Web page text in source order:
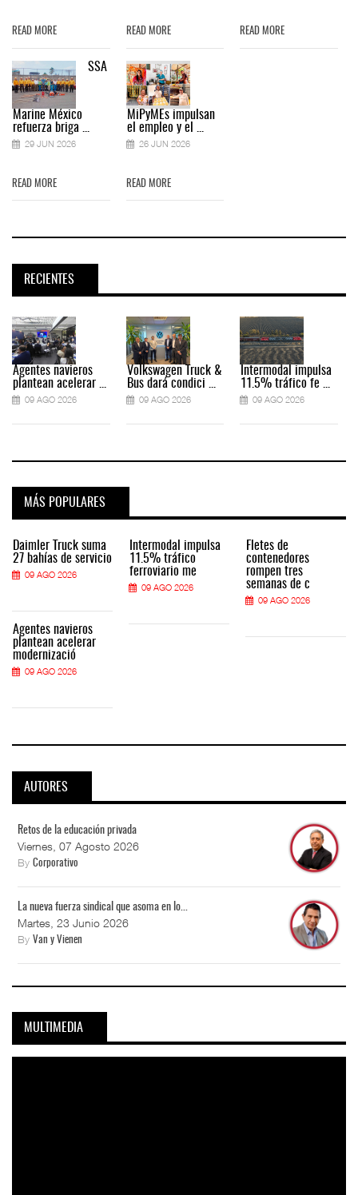
READ MORE
SSA
Marine México
refuerza briga ...
29 JUN 2026
READ MORE
READ MORE
MiPyMEs impulsan
el empleo y el ...
26 JUN 2026
READ MORE
READ MORE
RECIENTES
Agentes navieros
plantean acelerar ...
09 AGO 2026
Volkswagen Truck &
Bus dará condici ...
09 AGO 2026
Intermodal impulsa
11.5% tráfico fe ...
09 AGO 2026
MÁS POPULARES
Daimler Truck suma
27 bahías de servicio
09 AGO 2026
Agentes navieros
plantean acelerar
modernizació
09 AGO 2026
Intermodal impulsa
11.5% tráfico
ferroviario me
09 AGO 2026
Fletes de
contenedores
rompen tres
semanas de c
09 AGO 2026
AUTORES
Retos de la educación privada
Viernes, 07 Agosto 2026
By Corporativo
La nueva fuerza sindical que asoma en lo...
Martes, 23 Junio 2026
By Van y Vienen
MULTIMEDIA